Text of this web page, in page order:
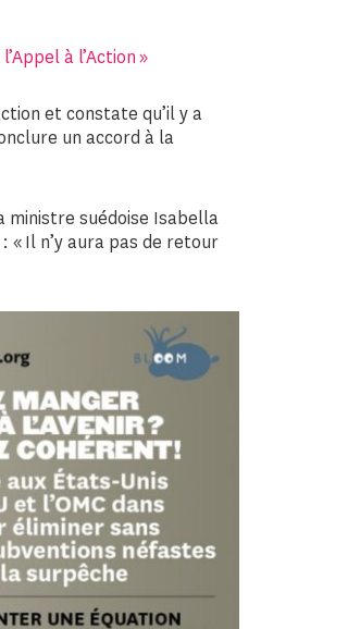
à l’Action »
et constate qu’il y a
un accord à la
ministre suédoise Isabella
« Il n’y aura pas de retour